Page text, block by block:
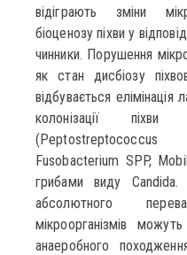
відіграють зміни
біоценозу піхви у
чинники. Порушення
як стан дисбіозу
відбувається
колонізації піхви
Fusobacterium SPP,
грибами виду
абсолютного
мікроорганізмів
анаеробного